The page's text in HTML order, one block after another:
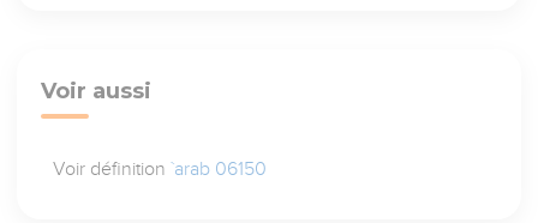
Voir aussi
Voir définition`arab 06150